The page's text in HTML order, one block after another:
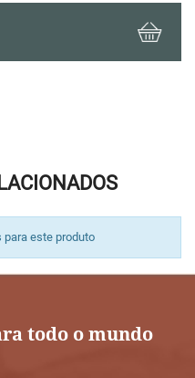
para este produto
todo o mundo